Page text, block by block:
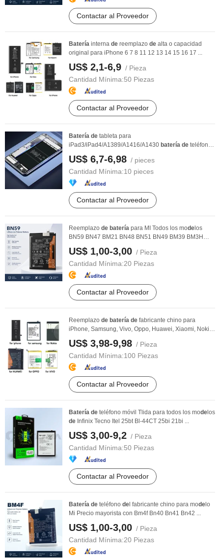
Contactar al Proveedor
Batería interna de reemplazo de alta o capacidad
original para iPhone 6 7 8 11 12 13 14 15 16 17 ...
US$ 2,1-6,9 / Pieza
Cantidad Mínima:50 Piezas
Contactar al Proveedor
Batería de tableta para
iPad3/iPad4/A1389/A1416/A1430 batería de teléfono
de
US$ 6,7-6,98 / pieces
Cantidad Mínima:10 pieces
Contactar al Proveedor
Reemplazo de batería para MI Todos los mode los
BN59 BN47 BM21 BN48 BN51 BN49 BM39 BM3H
BM4H BM4P
US$ 1,00-3,00 / Pieza
Cantidad Mínima:20 Piezas
Contactar al Proveedor
Reemplazo de batería de fabricante chino para
iPhone, Samsung, Vivo, Oppo, Huawei, Xiaomi, Nokia,
US$ 3,98-9,98 / Pieza
Cantidad Mínima:100 Piezas
Contactar al Proveedor
Batería de teléfono móvil Tlida para todos los mode los
de Infinix Tecno Itel 25bt Bl-44CT 25bi 21bi ...
US$ 3,00-9,2 / Pieza
Cantidad Mínima:50 Piezas
Contactar al Proveedor
Batería de teléfono de l fabricante chino para mode lo
Mi Precio mayorista con Bm4f Bn40 Bn41 Bn42 ...
US$ 1,00-3,00 / Pieza
Cantidad Mínima:20 Piezas